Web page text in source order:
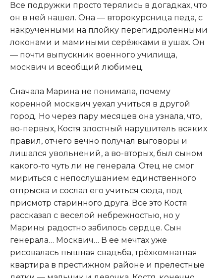
​Все подружки просто терялись в догадках, что
он в ней нашел. Она — второкурсница педа, с
накрученными на плойку перегидроленными
локонами и мамиными серёжками в ушах. Он
— почти выпускник военного училища,
москвич и всеобщий любимец.​
​Сначала Марина не понимала, почему
коренной москвич уехал учиться в другой
город. Но через пару месяцев она узнала, что,
во-первых, Костя злостный нарушитель всяких
правил, отчего вечно получал выговоры и
лишался увольнений, а во-вторых, был сыном
какого-то чуть ли не генерала. Отец не смог
мириться с непослушанием единственного
отпрыска и сослал его учиться сюда, под
присмотр старинного друга. Все это Костя
рассказал с веселой небрежностью, но у
Марины радостно забилось сердце. Сын
генерала… Москвич… В ее мечтах уже
рисовалась пышная свадьба, трёхкомнатная
квартира в престижном районе и прелестные